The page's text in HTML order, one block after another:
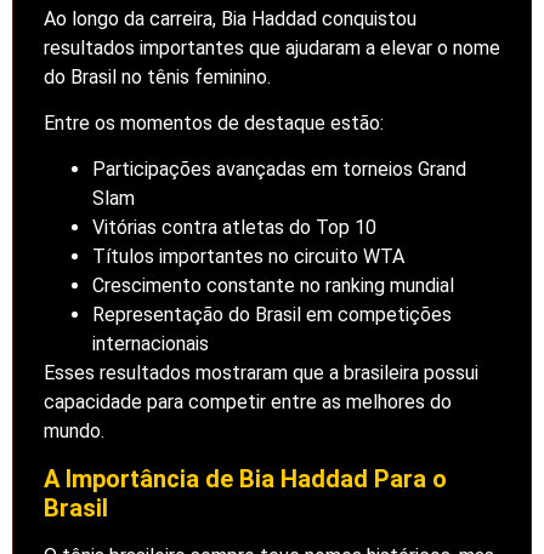
Ao longo da carreira, Bia Haddad conquistou
resultados importantes que ajudaram a elevar o nome
do Brasil no tênis feminino.
Entre os momentos de destaque estão:
Participações avançadas em torneios Grand
Slam
Vitórias contra atletas do Top 10
Títulos importantes no circuito WTA
Crescimento constante no ranking mundial
Representação do Brasil em competições
internacionais
Esses resultados mostraram que a brasileira possui
capacidade para competir entre as melhores do
mundo.
A Importância de Bia Haddad Para o
Brasil